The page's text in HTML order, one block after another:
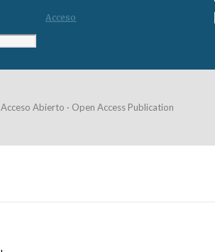
Acceso
Abierto · Open Access Publication